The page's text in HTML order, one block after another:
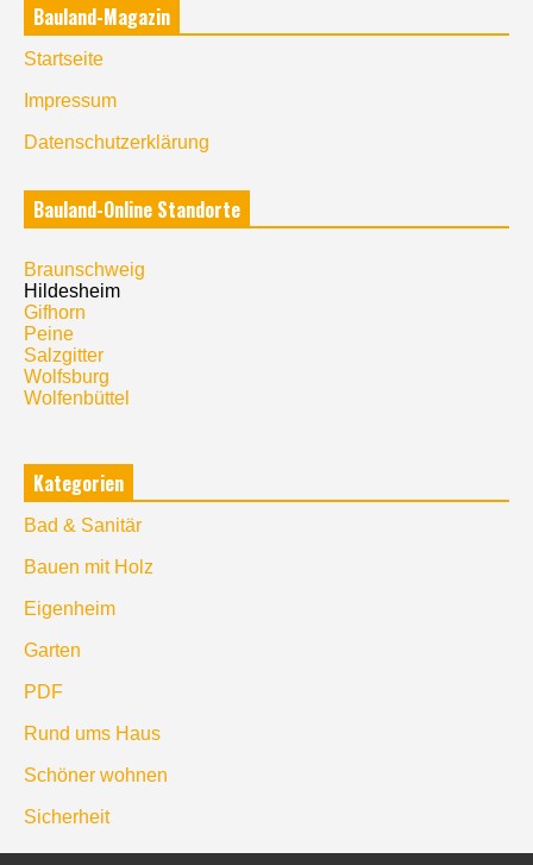
Bauland-Magazin
Startseite
Impressum
Datenschutzerklärung
Bauland-Online Standorte
Braunschweig
Hildesheim
Gifhorn
Peine
Salzgitter
Wolfsburg
Wolfenbüttel
Kategorien
Bad & Sanitär
Bauen mit Holz
Eigenheim
Garten
PDF
Rund ums Haus
Schöner wohnen
Sicherheit